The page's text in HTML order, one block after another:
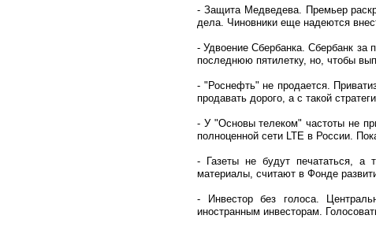
- Защита Медведева. Премьер
дела. Чиновники еще надеются
- Удвоение Сбербанка. Сбербанк за
последнюю пятилетку, но, чтобы
- "Роснефть" не продается.
продавать дорого, а с такой
- У "Основы телеком" частоты не
полноценной сети LTE в России.
- Газеты не будут печататься, а
материалы, считают в Фонде
- Инвестор без голоса.
иностранным инвесторам.